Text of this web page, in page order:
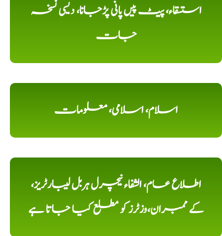
استسقاء، پیٹ پیں پانی پڑجانا، دیسی نسخہ
جات
اسلام، اسلامی، معلومات
اطلاع عام، الشفاء نیچرل ہربل لیبارٹریز،
کے ممبران،وزٹرز کو مطلع کیا جاتا ہے